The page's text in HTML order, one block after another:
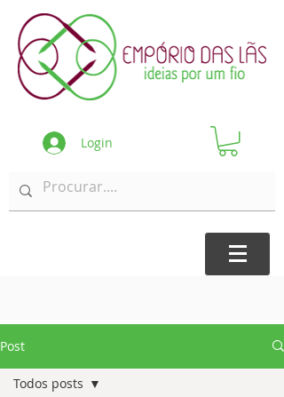
Login
Post
Todos posts